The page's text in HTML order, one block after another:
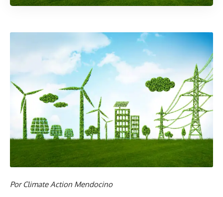
Por Climate Action Mendocino